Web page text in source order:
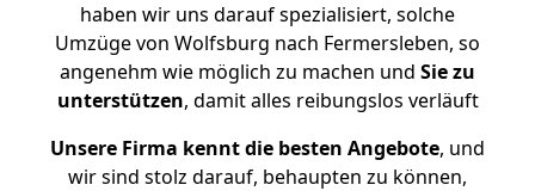
haben wir uns darauf spezialisiert, solche
Umzüge von Wolfsburg nach Fermersleben, so
angenehm wie möglich zu machen und Sie zu
unterstützen, damit alles reibungslos verläuft
Unsere Firma kennt die besten Angebote, und
wir sind stolz darauf, behaupten zu können,